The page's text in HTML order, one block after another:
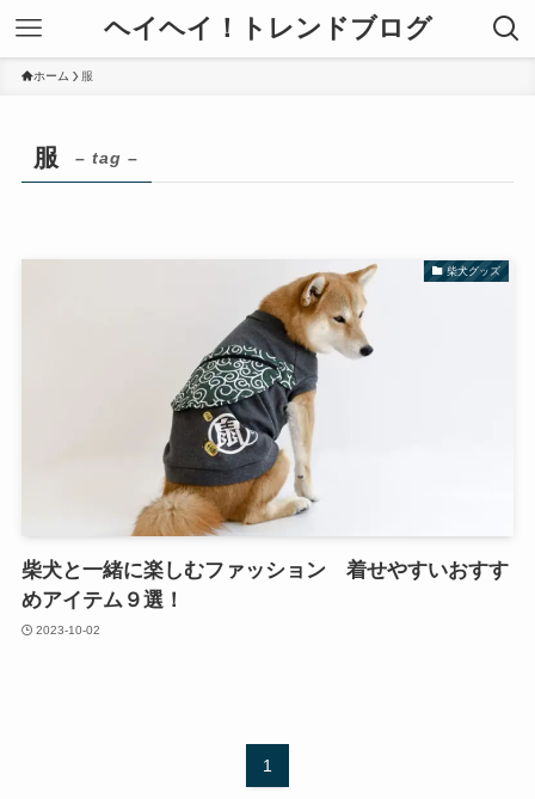
ヘイヘイ！トレンドブログ
ホーム 服
服 – tag –
柴犬グッズ
柴犬と一緒に楽しむファッション 着せやすいおすす
めアイテム９選！
2023-10-02
1